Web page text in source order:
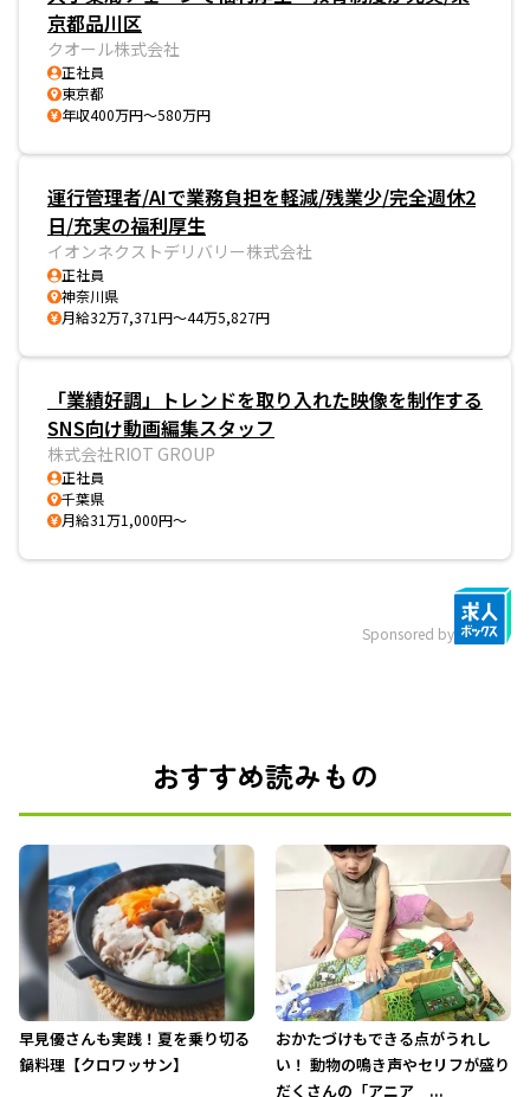
京都品川区
クオール株式会社
正社員
東京都
年収400万円～580万円
運行管理者/AIで業務負担を軽減/残業少/完全週休2
日/充実の福利厚生
イオンネクストデリバリー株式会社
正社員
神奈川県
月給32万7,371円～44万5,827円
「業績好調」トレンドを取り入れた映像を制作する
SNS向け動画編集スタッフ
株式会社RIOT GROUP
正社員
千葉県
月給31万1,000円～
Sponsored by
おすすめ読みもの
早見優さんも実践！夏を乗り切る
鍋料理【クロワッサン】
おかたづけもできる点がうれし
い！ 動物の鳴き声やセリフが盛り
だくさんの「アニア ...